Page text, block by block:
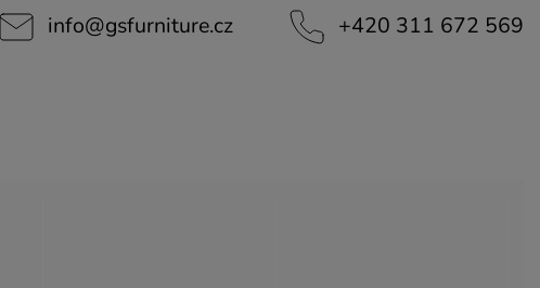
info@gsfurniture.cz +420 311 672 569